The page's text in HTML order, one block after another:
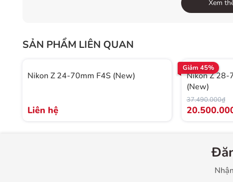
(lấy nét tự động) sang lấy nét bằng tay (MF).
Ống kính Nikon AF-S DX NIKKOR 18-200mm F/3.5-
VR (Vibration Reduction) giúp giảm thiểu hiện tượng
Xem
SẢN PHẨM LIÊN QUAN
Nikon Z 24-70mm F4S (New)
Liên hệ
Giảm 45%
Nikon Z 28-
(New)
37.490.000₫